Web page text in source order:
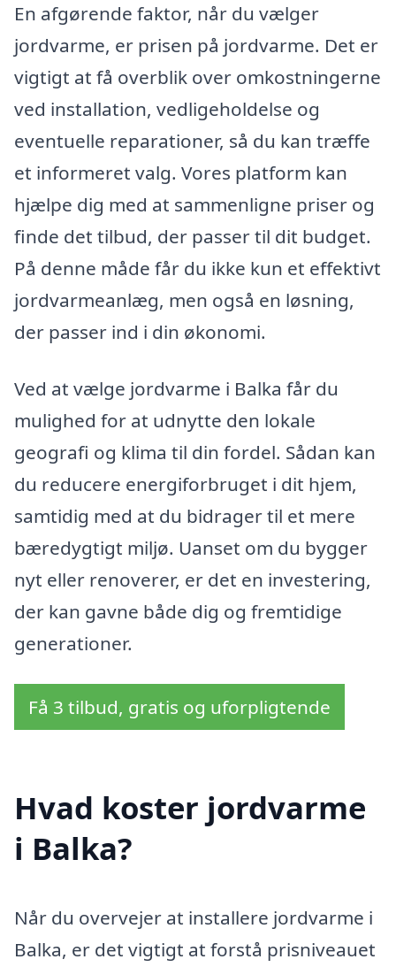
En afgørende faktor, når du vælger
jordvarme, er prisen på jordvarme. Det er
vigtigt at få overblik over omkostningerne
ved installation, vedligeholdelse og
eventuelle reparationer, så du kan træffe
et informeret valg. Vores platform kan
hjælpe dig med at sammenligne priser og
finde det tilbud, der passer til dit budget.
På denne måde får du ikke kun et effektivt
jordvarmeanlæg, men også en løsning,
der passer ind i din økonomi.
Ved at vælge jordvarme i Balka får du
mulighed for at udnytte den lokale
geografi og klima til din fordel. Sådan kan
du reducere energiforbruget i dit hjem,
samtidig med at du bidrager til et mere
bæredygtigt miljø. Uanset om du bygger
nyt eller renoverer, er det en investering,
der kan gavne både dig og fremtidige
generationer.
Få 3 tilbud, gratis og uforpligtende
Hvad koster jordvarme
i Balka?
Når du overvejer at installere jordvarme i
Balka, er det vigtigt at forstå prisniveauet